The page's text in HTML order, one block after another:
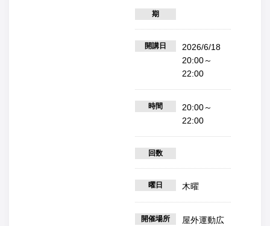
期
開講日
2026/6/18
20:00～
22:00
時間
20:00～
22:00
回数
曜日 木曜
開催場所
屋外運動広